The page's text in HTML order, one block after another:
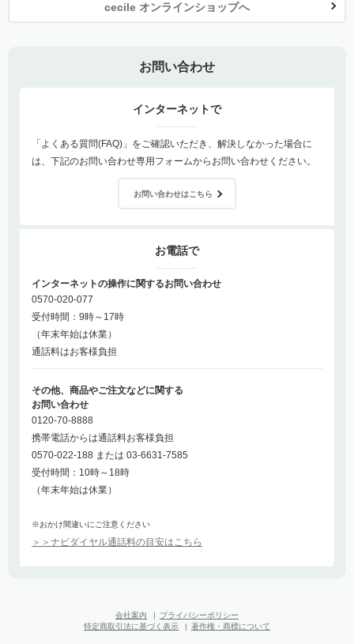
cecile オンラインショップへ
お問い合わせ
インターネットで
「よくある質問(FAQ)」をご確認いただき、解決しなかった場合に
は、下記のお問い合わせ専用フォームからお問い合わせください。
お問い合わせはこちら
お電話で
インターネットの操作に関するお問い合わせ
0570-020-077
受付時間：9時～17時
（年末年始は休業）
通話料はお客様負担
その他、商品やご注文などに関する
お問い合わせ
0120-70-8888
携帯電話からは通話料お客様負担
0570-022-188 または 03-6631-7585
受付時間：10時～18時
（年末年始は休業）
※おかけ間違いにご注意ください
＞＞ナビダイヤル通話料の目安はこちら
会社案内
プライバシーポリシー
特定商取引法に基づく表示
著作権・商標について